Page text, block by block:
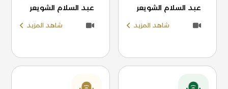
عبد السلام الشويعر
شاهد المزيد
عبد السلام الشويعر
شاهد المزيد